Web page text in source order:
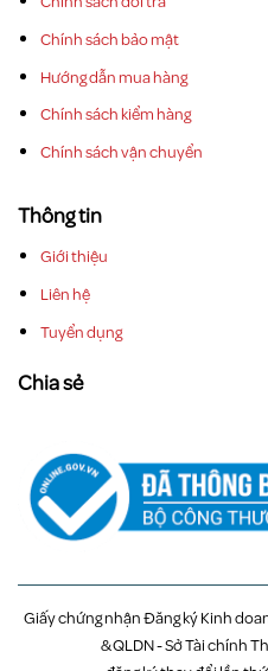
Chính sách bảo mật
Hướng dẫn mua hàng
Chính sách kiểm hàng
Chính sách vận chuyển
Thông tin
Giới thiệu
Liên hệ
Tuyển dụng
Chia sẻ
Giấy chứng nhận Đăng ký Kinh
& QLDN - Sở Tài chính